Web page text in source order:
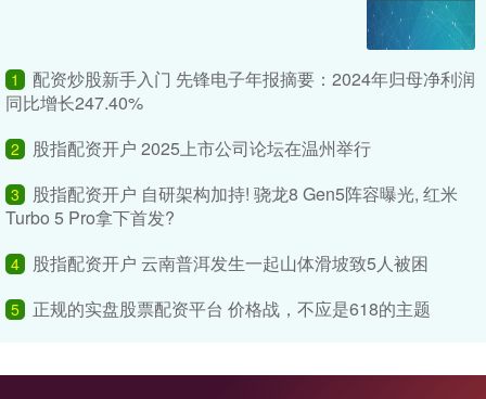
1
配资炒股新手入门 先锋电子年报摘要：2024年归母净利润
同比增长247.40%
2 股指配资开户 2025上市公司论坛在温州举行
3
股指配资开户 自研架构加持! 骁龙8 Gen5阵容曝光, 红米
Turbo 5 Pro拿下首发?
4 股指配资开户 云南普洱发生一起山体滑坡致5人被困
5 正规的实盘股票配资平台 价格战，不应是618的主题